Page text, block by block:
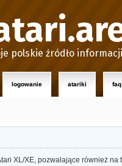
polskie źródło
logowanie atariki faq
XL/XE, pozwalające również na